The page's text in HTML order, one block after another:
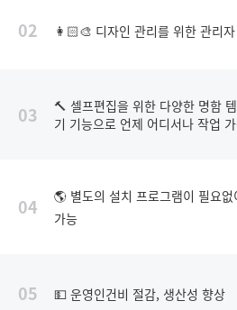
02 👩🏻‍🎨 디자인 관리를 위한 관리
03
🔨 셀프편집을 위한 다양한 명함
기 기능으로 언제 어디서나 작업
04
🌎 별도의 설치 프로그램이 필요
가능
05 💵 운영인건비 절감, 생산성 향상